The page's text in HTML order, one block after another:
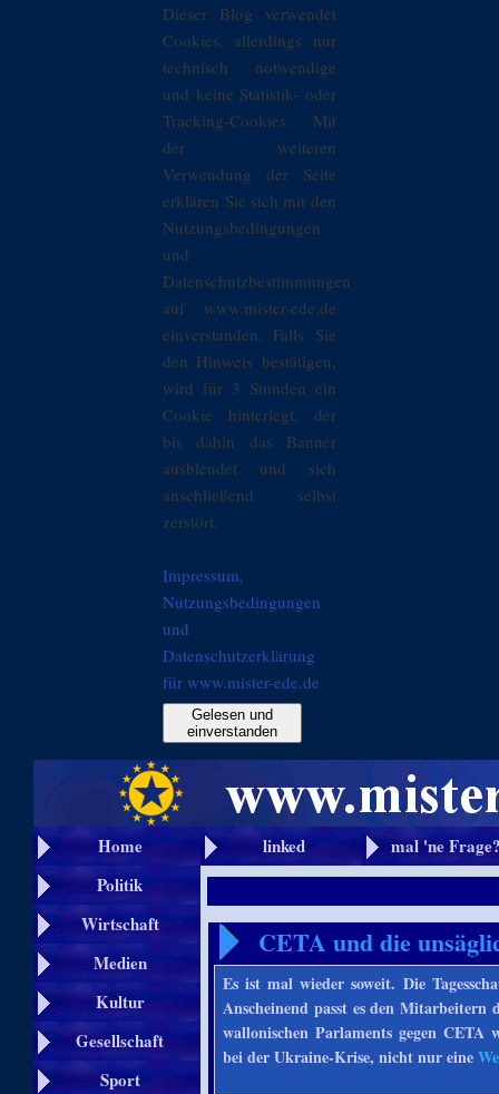
Dieser Blog verwendet
Cookies, allerdings nur
technisch notwendige
und keine Statistik- oder
Tracking-Cookies. Mit
der weiteren
Verwendung der Seite
erklären Sie sich mit den
Nutzungsbedingungen
und
Datenschutzbestimmungen
auf www.mister-ede.de
einverstanden. Falls Sie
den Hinweis bestätigen,
wird für 3 Stunden ein
Cookie hinterlegt, der
bis dahin das Banner
ausblendet und sich
anschließend selbst
zerstört.
Impressum,
Nutzungsbedingungen
und
Datenschutzerklärung
für www.mister-ede.de
Gelesen und
einverstanden
Home linked
mal 'ne
Politik
Wirtschaft
Medien
Kultur
Gesellschaft
Sport
CETA und die
Es ist mal wieder soweit. Die
Anscheinend passt es den
wallonischen Parlaments gegen CETA
bei der Ukraine-Krise, nicht nur eine